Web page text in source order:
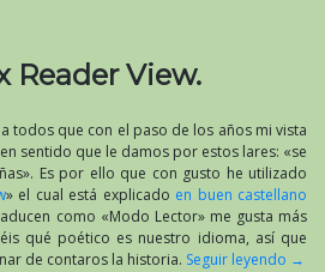
Reader View.
todos que con el paso de los años mi vista
sentido que le damos por estos lares: «se
Es por ello que con gusto he utilizado
» el cual está explicado en buen castellano
como «Modo Lector» me gusta más
qué poético es nuestro idioma, así que
de contaros la historia. Seguir leyendo →